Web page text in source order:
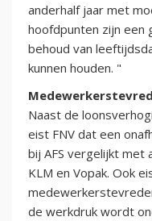
anderhalf jaar met
hoofdpunten zijn een
behoud van
kunnen houden. "
Naast de
eist FNV dat een
bij AFS vergelijkt met
KLM en Vopak. Ook
de werkdruk wordt